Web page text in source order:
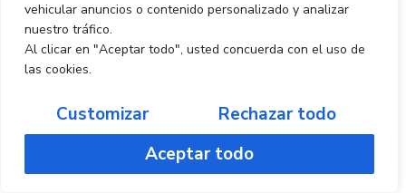
vehicular anuncios o contenido personalizado y analizar
nuestro tráfico.
Al clicar en "Aceptar todo", usted concuerda con el uso de
las cookies.
Customizar
Rechazar todo
Aceptar todo